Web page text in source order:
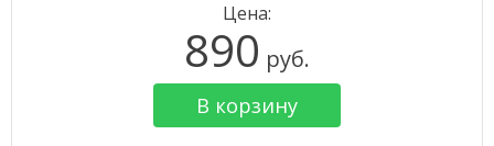
Цена:
890 руб.
В корзину